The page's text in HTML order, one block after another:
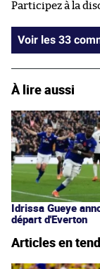
Participez à la
Voir les
À lire aussi
Idrissa Gueye
départ d'Everton
Articles en